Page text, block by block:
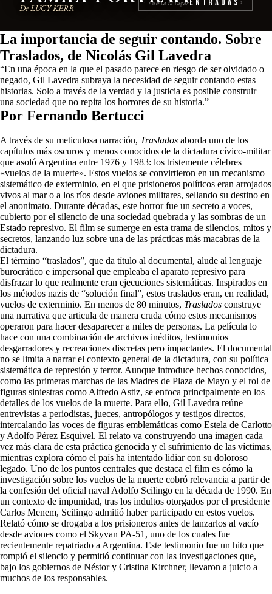
De LUCY KERR
reserva tu lugarEntradas ›
La importancia de seguir contando. Sobre
Traslados, de Nicolás Gil Lavedra
“En una época en la que el pasado parece en riesgo de ser olvidado o
negado, Gil Lavedra subraya la necesidad de seguir contando estas
historias. Solo a través de la verdad y la justicia es posible construir
una sociedad que no repita los horrores de su historia.”
Por Fernando Bertucci
A través de su meticulosa narración, Traslados aborda uno de los
capítulos más oscuros y menos conocidos de la dictadura cívico-militar
que asoló Argentina entre 1976 y 1983: los tristemente célebres
«vuelos de la muerte». Estos vuelos se convirtieron en un mecanismo
sistemático de exterminio, en el que prisioneros políticos eran arrojados
vivos al mar o a los ríos desde aviones militares, sellando su destino en
el anonimato. Durante décadas, este horror fue un secreto a voces,
cubierto por el silencio de una sociedad quebrada y las sombras de un
Estado represivo. El film se sumerge en esta trama de silencios, mitos y
secretos, lanzando luz sobre una de las prácticas más macabras de la
dictadura.
El término “traslados”, que da título al documental, alude al lenguaje
burocrático e impersonal que empleaba el aparato represivo para
disfrazar lo que realmente eran ejecuciones sistemáticas. Inspirados en
los métodos nazis de “solución final”, estos traslados eran, en realidad,
vuelos de exterminio. En menos de 80 minutos, Traslados construye
una narrativa que articula de manera cruda cómo estos mecanismos
operaron para hacer desaparecer a miles de personas. La película lo
hace con una combinación de archivos inéditos, testimonios
desgarradores y recreaciones discretas pero impactantes. El documental
no se limita a narrar el contexto general de la dictadura, con su política
sistemática de represión y terror. Aunque introduce hechos conocidos,
como las primeras marchas de las Madres de Plaza de Mayo y el rol de
figuras siniestras como Alfredo Astiz, se enfoca principalmente en los
detalles de los vuelos de la muerte. Para ello, Gil Lavedra reúne
entrevistas a periodistas, jueces, antropólogos y testigos directos,
intercalando las voces de figuras emblemáticas como Estela de Carlotto
y Adolfo Pérez Esquivel. El relato va construyendo una imagen cada
vez más clara de esta práctica genocida y el sufrimiento de las víctimas,
mientras explora cómo el país ha intentado lidiar con su doloroso
legado. Uno de los puntos centrales que destaca el film es cómo la
investigación sobre los vuelos de la muerte cobró relevancia a partir de
la confesión del oficial naval Adolfo Scilingo en la década de 1990. En
un contexto de impunidad, tras los indultos otorgados por el presidente
Carlos Menem, Scilingo admitió haber participado en estos vuelos.
Relató cómo se drogaba a los prisioneros antes de lanzarlos al vacío
desde aviones como el Skyvan PA-51, uno de los cuales fue
recientemente repatriado a Argentina. Este testimonio fue un hito que
rompió el silencio y permitió continuar con las investigaciones que,
bajo los gobiernos de Néstor y Cristina Kirchner, llevaron a juicio a
muchos de los responsables.